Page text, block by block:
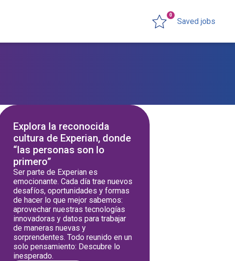
Saved jobs
0
Explora la reconocida
cultura de Experian, donde
“las personas son lo
primero”
Ser parte de Experian es
emocionante. Cada día trae nuevos
desafíos, oportunidades y formas
de hacer lo que mejor sabemos:
aprovechar nuestras tecnologías
innovadoras y datos para trabajar
de maneras nuevas y
sorprendentes. Todo reunido en un
solo pensamiento: Descubre lo
inesperado.